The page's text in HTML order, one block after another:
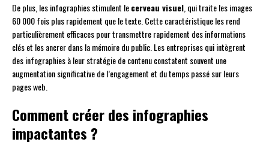
De plus, les infographies stimulent lecerveau visuel , qui traite les images
60 000 fois plus rapidement que le texte. Cette caractéristique les rend
particulièrement efficaces pour transmettre rapidement des informations
clés et les ancrer dans la mémoire du public. Les entreprises qui intègrent
des infographies à leur stratégie de contenu constatent souvent une
augmentation significative de l’engagement et du temps passé sur leurs
pages web.
Comment créer des infographies
impactantes ?